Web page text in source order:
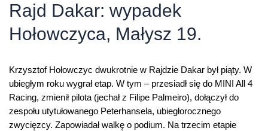
Rajd Dakar: wypadek
Hołowczyca, Małysz 19.
Krzysztof Hołowczyc dwukrotnie w Rajdzie Dakar był piąty. W
ubiegłym roku wygrał etap. W tym – przesiadł się do MINI All 4
Racing, zmienił pilota (jechał z Filipe Palmeiro), dołączył do
zespołu utytułowanego Peterhansela, ubiegłorocznego
zwycięzcy. Zapowiadał walkę o podium. Na trzecim etapie